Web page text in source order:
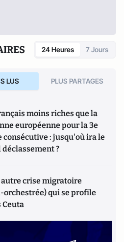
24 Heures 7 Jours
LUS PLUS PARTAGES
moins riches que la
européenne pour la 3e
consécutive : jusqu'où ira le
déclassement ?
autre crise migratoire
orchestrée) qui se profile
Ceuta